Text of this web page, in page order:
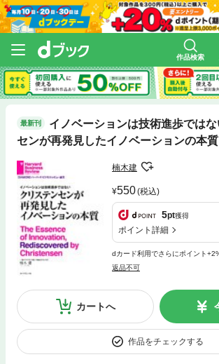
作品検索
最新刊
イノベーションは技術進歩では
センが再発見したイノベーションの本質
楠木建
550(税込)
5pt獲得
ポイント詳細
dカード利用でさらにポイント
返品不可
カートへ
作品をチェックする